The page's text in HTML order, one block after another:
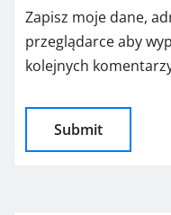
Zapisz moje dane,
przeglądarce aby
kolejnych